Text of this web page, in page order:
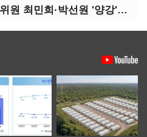
(정기여론조사)④최고위원 최민희·박선원 '양강'…서미화·이성윤·임미애 뒤이어